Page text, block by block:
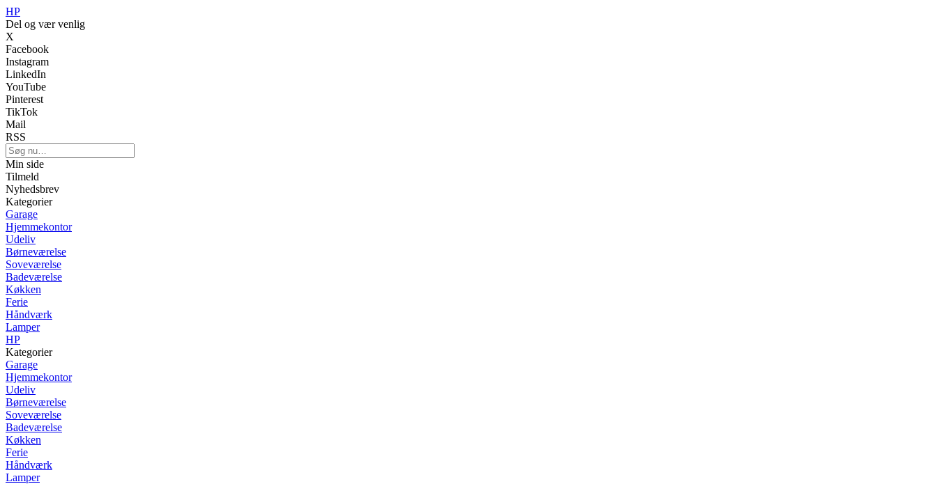
HP
Del og vær venlig
X
Facebook
Instagram
LinkedIn
YouTube
Pinterest
TikTok
Mail
RSS
Min side
Tilmeld
Nyhedsbrev
Kategorier
Garage
Hjemmekontor
Udeliv
Børneværelse
Soveværelse
Badeværelse
Køkken
Ferie
Håndværk
Lamper
HP
Kategorier
Garage
Hjemmekontor
Udeliv
Børneværelse
Soveværelse
Badeværelse
Køkken
Ferie
Håndværk
Lamper